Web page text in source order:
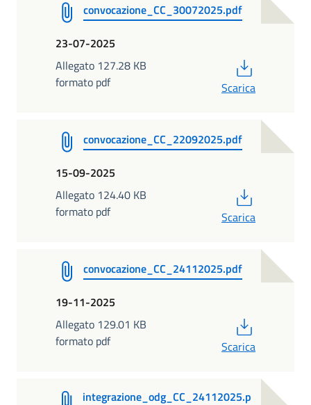
convocazione_CC_30072025.pdf
23-07-2025
Allegato 127.28 KB
formato pdf
Scarica
convocazione_CC_22092025.pdf
15-09-2025
Allegato 124.40 KB
formato pdf
Scarica
convocazione_CC_24112025.pdf
19-11-2025
Allegato 129.01 KB
formato pdf
Scarica
integrazione_odg_CC_24112025.p